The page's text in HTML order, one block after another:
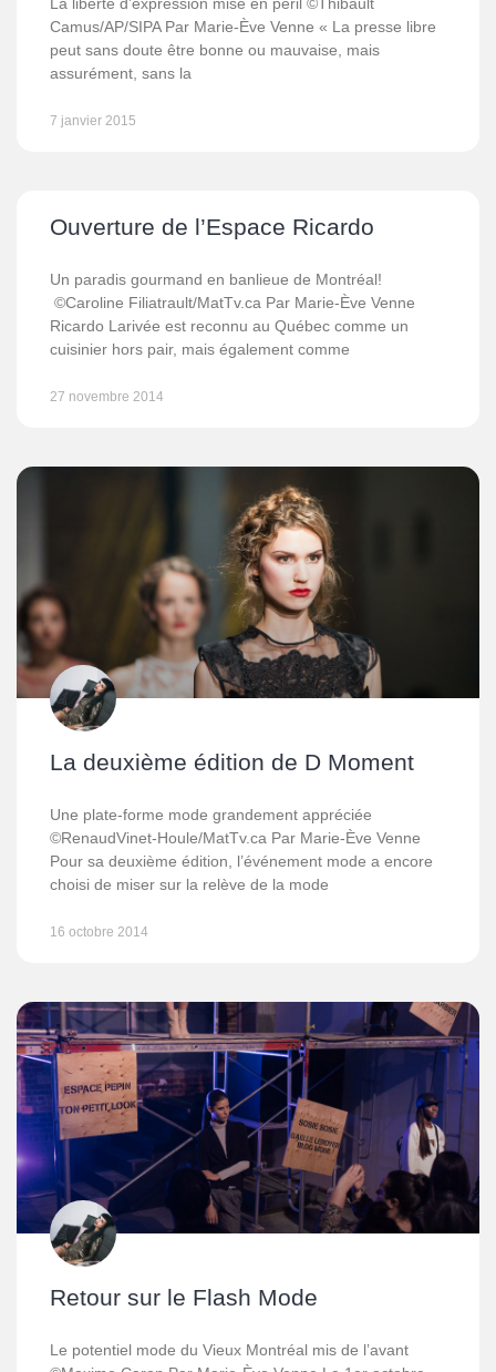
Camus/AP/SIPA Par Marie-Ève Venne « La presse libre
peut sans doute être bonne ou mauvaise, mais
assurément, sans la
7 janvier 2015
Ouverture de l’Espace Ricardo
Un paradis gourmand en banlieue de Montréal!
©Caroline Filiatrault/MatTv.ca Par Marie-Ève Venne
Ricardo Larivée est reconnu au Québec comme un
cuisinier hors pair, mais également comme
27 novembre 2014
La deuxième édition de D Moment
Une plate-forme mode grandement appréciée
©RenaudVinet-Houle/MatTv.ca Par Marie-Ève Venne
Pour sa deuxième édition, l’événement mode a encore
choisi de miser sur la relève de la mode
16 octobre 2014
Retour sur le Flash Mode
Le potentiel mode du Vieux Montréal mis de l’avant